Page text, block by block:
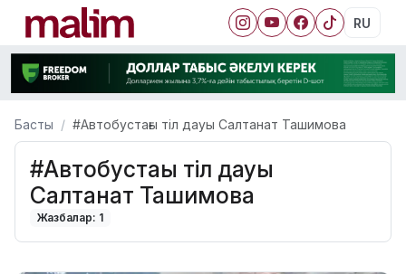
RU
Басты #Автобустағы тіл дауы Салтанат Ташимова
#Автобустағы тіл дауы
Салтанат Ташимова
Жазбалар: 1